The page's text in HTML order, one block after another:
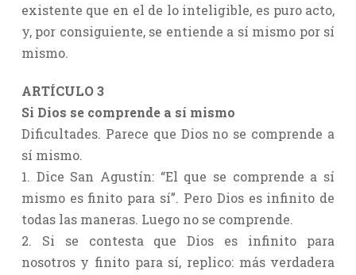
existente que en el de lo inteligible, es puro acto,
y, por consiguiente, se entiende a sí mismo por sí
mismo.
ARTÍCULO 3
Si Dios se comprende a sí mismo
Dificultades. Parece que Dios no se comprende a
sí mismo.
1. Dice San Agustín: “El que se comprende a sí
mismo es finito para sí”. Pero Dios es infinito de
todas las maneras. Luego no se comprende.
2. Si se contesta que Dios es infinito para
nosotros y finito para sí, replico: más verdadera